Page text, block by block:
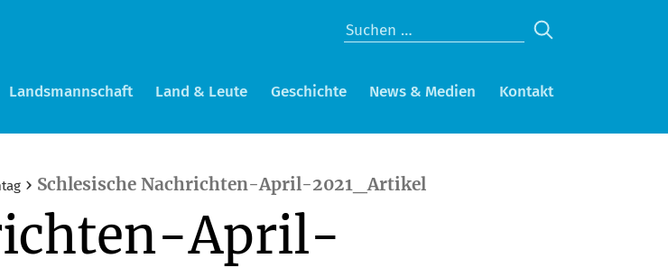
Landsmannschaft Land & Leute Geschichte News & Medien Kontakt
› Schlesische Nachrichten-April-2021_Artikel
April-